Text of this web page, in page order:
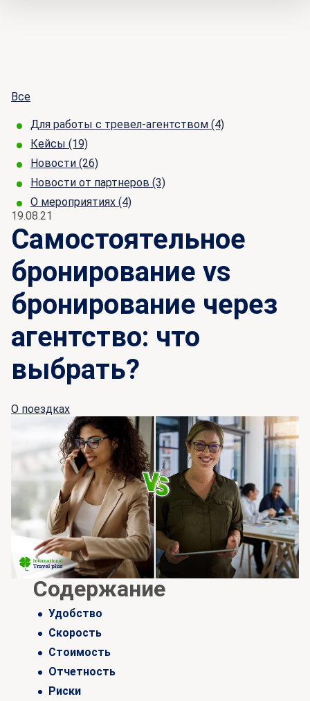
Все
Для работы с тревел-агентством (4)
Кейсы (19)
Новости (26)
Новости от партнеров (3)
О мероприятиях (4)
19.08.21
Самостоятельное
бронирование vs
бронирование через
агентство: что
выбрать?
О поездках
Содержание
Удобство
Скорость
Стоимость
Отчетность
Риски